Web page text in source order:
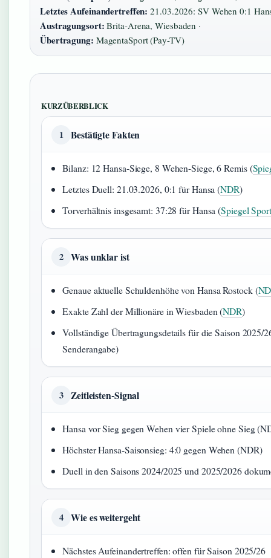
Letztes Aufeinandertreffen: 21.03.2026: SV Wehen 0:1
Austragungsort: Brita-Arena, Wiesbaden ·
Übertragung: MagentaSport (Pay-TV)
KURZÜBERBLICK
1 Bestätigte Fakten
Bilanz: 12 Hansa-Siege, 8 Wehen-Siege, 6 Remis (
Letztes Duell: 21.03.2026, 0:1 für Hansa (NDR)
Torverhältnis insgesamt: 37:28 für Hansa (Spiegel
2 Was unklar ist
Genaue aktuelle Schuldenhöhe von Hansa Rostock (
Exakte Zahl der Millionäre in Wiesbaden (NDR)
Vollständige Übertragungsdetails für die Saison 2025/
Senderangabe)
3 Zeitleisten-Signal
Hansa vor Sieg gegen Wehen vier Spiele ohne Sieg
Höchster Hansa-Saisonsieg: 4:0 gegen Wehen (NDR)
Duell in den Saisons 2024/2025 und 2025/2026
4 Wie es weitergeht
Nächstes Aufeinandertreffen: offen für Saison 2025/26